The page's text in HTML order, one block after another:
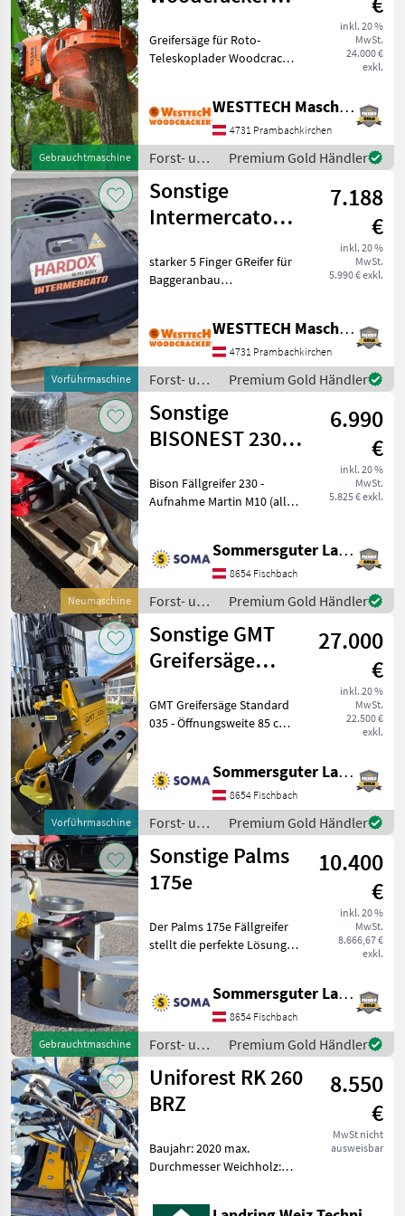
Gebrauchtmaschine
inkl. 20 %
MwSt.
24.000 €
exkl.
Greifersäge für Roto-
Teleskoplader Woodcracker
für Tiltator (Drehkranz)
Starker Greifer sür sicheren
Halt Schnittdurchm
WESTTECH Maschinenbau GmbH
4731 Prambachkirchen
Forst- und
Holztechnik
/ Westtech
Premium Gold Händler
Vorführmaschine
Sonstige
Intermercato
7.188
€
inkl. 20 %
MwSt.
5.990 € exkl.
starker 5 Finger GReifer für
Baggeranbau
zwischen 9 und 15 Tonnen
geeignet. Aus
Kundenrücknahme mit nur
5 Betrieb
WESTTECH Maschinenbau GmbH
4731 Prambachkirchen
Forst- und
Holztechnik
/ Sonstige
Premium Gold Händler
Neumaschine
Sonstige
BISONEST 230
6.990
€
inkl. 20 %
MwSt.
5.825 € exkl.
Bison Fällgreifer 230 -
Aufnahme Martin M10 (alle
inbegriffen!) - inkl.
Hydraulikschläuche -
Guillotine mit zwe
Sommersguter Landmaschinen GmbH
8654 Fischbach
Forst- und
Holztechnik
/ Sonstige
Premium Gold Händler
Vorführmaschine
Sonstige GMT
Greifersäge
27.000
€
inkl. 20 %
MwSt.
22.500 €
exkl.
GMT Greifersäge Standard
035 - Öffnungsweite 85 cm -
cm - Minimaler
Schnittdurchmesser 5 cm -
245 kg Eigengewicht -
Maximale
Sommersguter Landmaschinen GmbH
8654 Fischbach
Forst- und
Holztechnik
/ Sonstige
Premium Gold Händler
Gebrauchtmaschine
Sonstige Palms
175e
10.400
€
inkl. 20 %
MwSt.
8.666,67 €
exkl.
Der Palms 175e Fällgreifer
stellt die perfekte Lösung
die einfache Montage am
normalen Rotator des
Kranes (4 Schrauben
Sommersguter Landmaschinen GmbH
8654 Fischbach
Forst- und
Holztechnik
/ Sonstige
Premium Gold Händler
Uniforest RK 260
BRZ
8.550
€
MwSt nicht
ausweisbar
Baujahr: 2020 max.
Durchmesser Weichholz:
Hartholz: 210 mm Forst-